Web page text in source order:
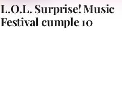
L.O.L. Surprise! Music
Festival cumple 10